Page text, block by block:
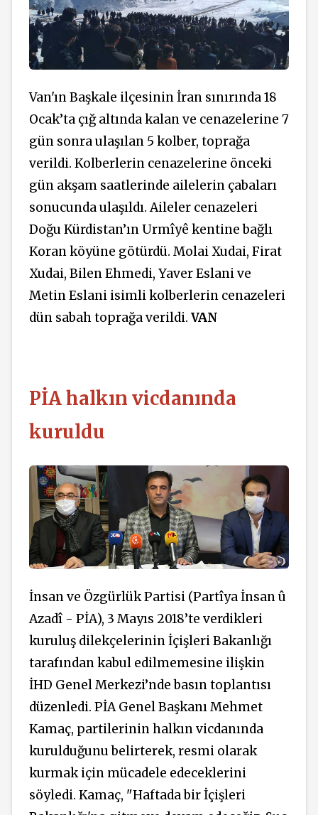
Van'ın Başkale ilçesinin İran sınırında 18
Ocak’ta çığ altında kalan ve cenazelerine 7
gün sonra ulaşılan 5 kolber, toprağa
verildi. Kolberlerin cenazelerine önceki
gün akşam saatlerinde ailelerin çabaları
sonucunda ulaşıldı. Aileler cenazeleri
Doğu Kürdistan’ın Urmîyê kentine bağlı
Koran köyüne götürdü. Molai Xudai, Firat
Xudai, Bilen Ehmedi, Yaver Eslani ve
Metin Eslani isimli kolberlerin cenazeleri
dün sabah toprağa verildi. VAN
PİA halkın vicdanında
kuruldu
İnsan ve Özgürlük Partisi (Partîya İnsan û
Azadî - PİA), 3 Mayıs 2018’te verdikleri
kuruluş dilekçelerinin İçişleri Bakanlığı
tarafından kabul edilmemesine ilişkin
İHD Genel Merkezi’nde basın toplantısı
düzenledi. PİA Genel Başkanı Mehmet
Kamaç, partilerinin halkın vicdanında
kurulduğunu belirterek, resmi olarak
kurmak için mücadele edeceklerini
söyledi. Kamaç, "Haftada bir İçişleri